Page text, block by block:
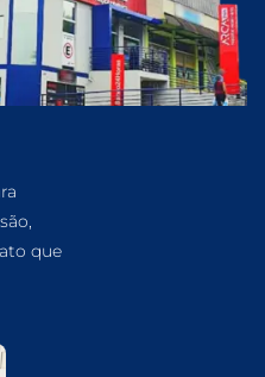
que